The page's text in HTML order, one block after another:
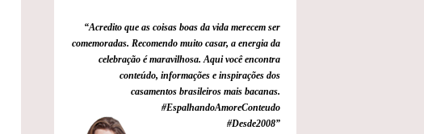
“Acredito que as coisas boas da vida merecem ser
comemoradas. Recomendo muito casar, a energia da
celebração é maravilhosa. Aqui você encontra
conteúdo, informações e inspirações dos
casamentos brasileiros mais bacanas.
#EspalhandoAmoreConteudo
#Desde2008”